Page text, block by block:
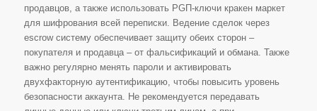
продавцов, а также использовать PGП-ключи кракен маркет
для шифрования всей переписки. Ведение сделок через
escrow систему обеспечивает защиту обеих сторон –
покупателя и продавца – от фальсификаций и обмана. Также
важно регулярно менять пароли и активировать
двухфакторную аутентификацию, чтобы повысить уровень
безопасности аккаунта. Не рекомендуется передавать